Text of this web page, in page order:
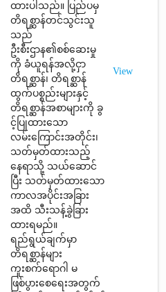
ထားပါသည်။ ပြည်ပမှ
တိရစ္ဆာန်တင်သွင်းသူ
သည်
ဦးစီးဌာန၏စစ်ဆေးမှု
ကို ခံယူရန်အလို့ငှာ
တိရစ္ဆာန်၊ တိရစ္ဆာန်
ထွက်ပစ္စည်းများနှင့်
တိရစ္ဆာန်အစာများကို ခွ
င့်ပြုထားသော
လမ်းကြောင်းအတိုင်း၊
သတ်မှတ်ထားသည့်
နေရာသို့ သယ်ဆောင်
ပြီး သတ်မှတ်ထားသော
ကာလအပိုင်းအခြား
အထိ သီးသန့်ခွဲခြား
ထားရမည်။
ရည်ရွယ်ချက်မှာ
တိရစ္ဆာန်များ
ကူးစက်ရောဂါ မ
ဖြစ်ပွားစေရေးအတွက်
View